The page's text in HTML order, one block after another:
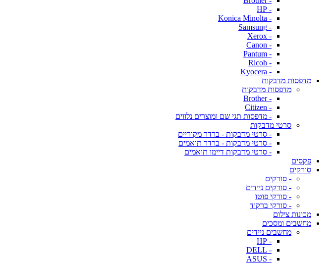
- HP
- Konica Minolta
- Samsung
- Xerox
- Canon
- Pantum
- Ricoh
- Kyocera
מדפסות מדבקות
מדפסות מדבקות
- Brother
- Citizen
- מדפסות תגי שם ומוצרים נלווים
סרטי מדבקות
- סרטי מדבקות - ברדר מקוריים
- סרטי מדבקות - ברדר תואמים
- סרטי מדבקות דיימו תואמים
פקסים
סורקים
- סורקים
- סורקים ניידים
- סורקי פוטו
- סורקי ברקוד
מכונות צילום
מחשבים ומסכים
מחשבים ניידים
- HP
- DELL
- ASUS